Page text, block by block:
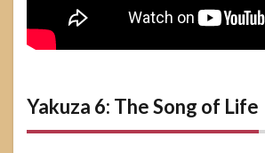
Yakuza 6: The Song of Life